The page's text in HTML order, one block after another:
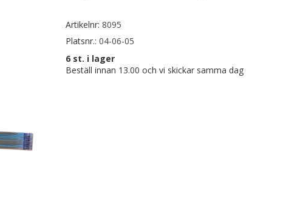
Artikelnr: 8095
Platsnr.: 04-06-05
6st. i lager
Beställ innan 13.00 och vi skickar samma dag